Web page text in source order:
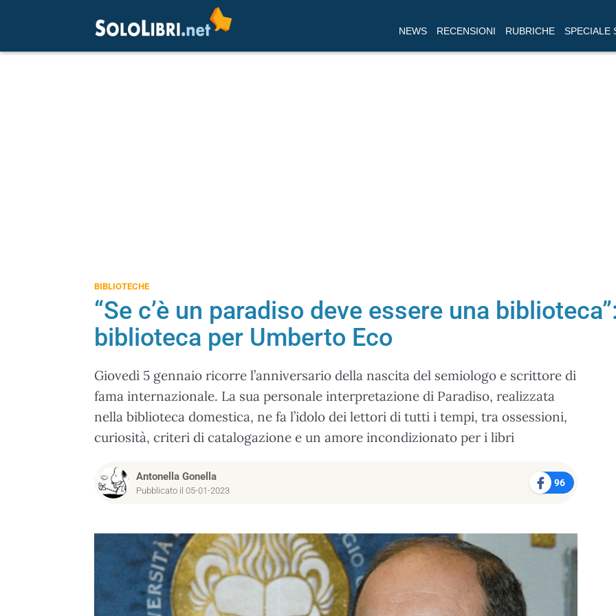
NEWS RECENSIONI RUBRICHE SPECIALE
BIBLIOTECHE
“Se c’è un paradiso deve essere una
biblioteca per Umberto Eco
Giovedì 5 gennaio ricorre l’anniversario della nascita del semiologo e scrittore di
fama internazionale. La sua personale interpretazione di Paradiso, realizzata
nella biblioteca domestica, ne fa l’idolo dei lettori di tutti i tempi, tra ossessioni,
curiosità, criteri di catalogazione e un amore incondizionato per i libri
Antonella Gonella
Pubblicato il 05-01-2023
96